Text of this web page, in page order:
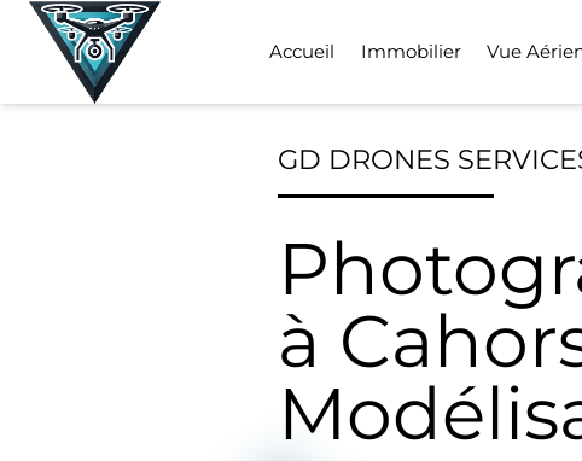
Skip
Accueil Immobilier Vue
GD DRONES
à